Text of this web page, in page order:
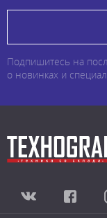
Подпишитесь на
о новинках и